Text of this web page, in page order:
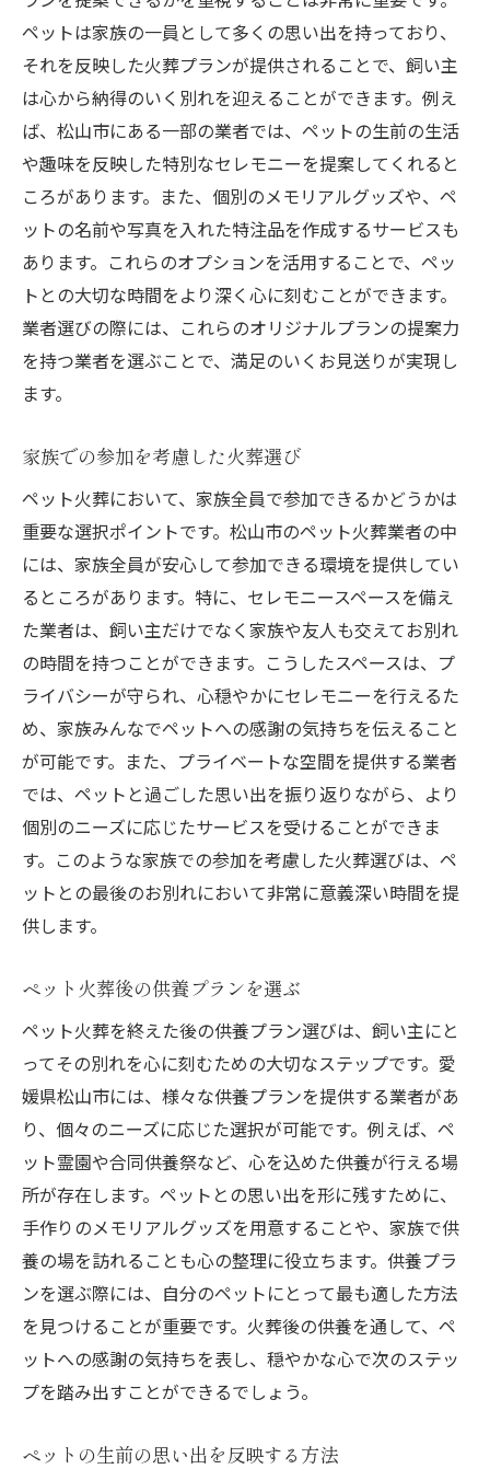
ペットは家族の一員として多くの思い出を持っており、
それを反映した火葬プランが提供されることで、飼い主
は心から納得のいく別れを迎えることができます。例え
ば、松山市にある一部の業者では、ペットの生前の生活
や趣味を反映した特別なセレモニーを提案してくれると
ころがあります。また、個別のメモリアルグッズや、ペ
ットの名前や写真を入れた特注品を作成するサービスも
あります。これらのオプションを活用することで、ペッ
トとの大切な時間をより深く心に刻むことができます。
業者選びの際には、これらのオリジナルプランの提案力
を持つ業者を選ぶことで、満足のいくお見送りが実現し
ます。
家族での参加を考慮した火葬選び
ペット火葬において、家族全員で参加できるかどうかは
重要な選択ポイントです。松山市のペット火葬業者の中
には、家族全員が安心して参加できる環境を提供してい
るところがあります。特に、セレモニースペースを備え
た業者は、飼い主だけでなく家族や友人も交えてお別れ
の時間を持つことができます。こうしたスペースは、プ
ライバシーが守られ、心穏やかにセレモニーを行えるた
め、家族みんなでペットへの感謝の気持ちを伝えること
が可能です。また、プライベートな空間を提供する業者
では、ペットと過ごした思い出を振り返りながら、より
個別のニーズに応じたサービスを受けることができま
す。このような家族での参加を考慮した火葬選びは、ペ
ットとの最後のお別れにおいて非常に意義深い時間を提
供します。
ペット火葬後の供養プランを選ぶ
ペット火葬を終えた後の供養プラン選びは、飼い主にと
ってその別れを心に刻むための大切なステップです。愛
媛県松山市には、様々な供養プランを提供する業者があ
り、個々のニーズに応じた選択が可能です。例えば、ペ
ット霊園や合同供養祭など、心を込めた供養が行える場
所が存在します。ペットとの思い出を形に残すために、
手作りのメモリアルグッズを用意することや、家族で供
養の場を訪れることも心の整理に役立ちます。供養プラ
ンを選ぶ際には、自分のペットにとって最も適した方法
を見つけることが重要です。火葬後の供養を通して、ペ
ットへの感謝の気持ちを表し、穏やかな心で次のステッ
プを踏み出すことができるでしょう。
ペットの生前の思い出を反映する方法